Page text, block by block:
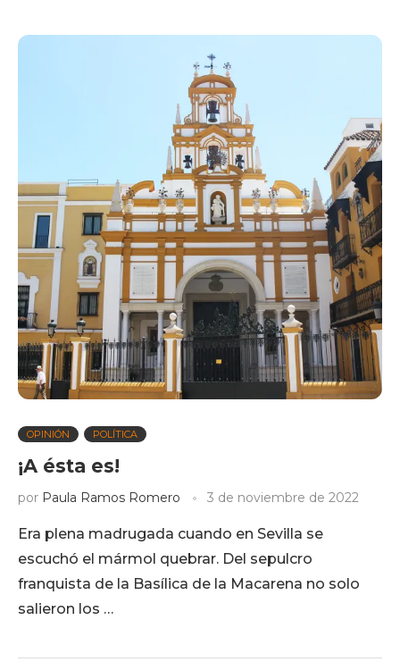
OPINIÓN POLÍTICA
¡A ésta es!
por Paula Ramos Romero 3 de noviembre de 2022
Era plena madrugada cuando en Sevilla se
escuchó el mármol quebrar. Del sepulcro
franquista de la Basílica de la Macarena no solo
salieron los …